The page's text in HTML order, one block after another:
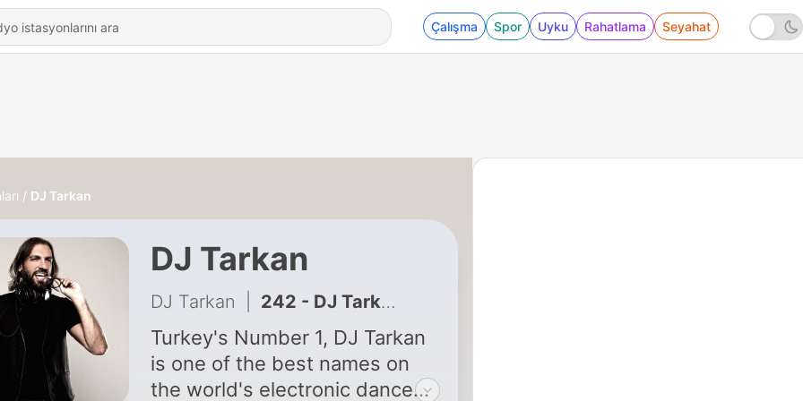
Çalışma Spor Uyku Rahatlama Seyahat
DJ Tarkan
DJ Tarkan
DJ Tarkan 242 - DJ Tarkan, DIVA Vocal - Facing The Sun (Original Mix)
Turkey's Number 1, DJ Tarkan
is one of the best names on
the world's electronic dance